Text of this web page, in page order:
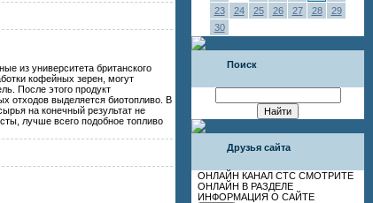
из университета британского
кофейных зерен, могут
После этого продукт
отходов выделяется биотопливо. В
на конечный результат не
лучше всего подобное топливо
23
24 25 26 27 28
29
30
Поиск
Друзья сайта
ОНЛАЙН КАНАЛ СТС СМОТРИТЕ
ОНЛАЙН В РАЗДЕЛЕ
ИНФОРМАЦИЯ О САЙТЕ